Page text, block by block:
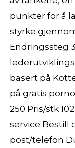
punkter for å
styrke
Endringssteg
basert på
på gratis
250 Pris/stk
service Bestill
post/telefon